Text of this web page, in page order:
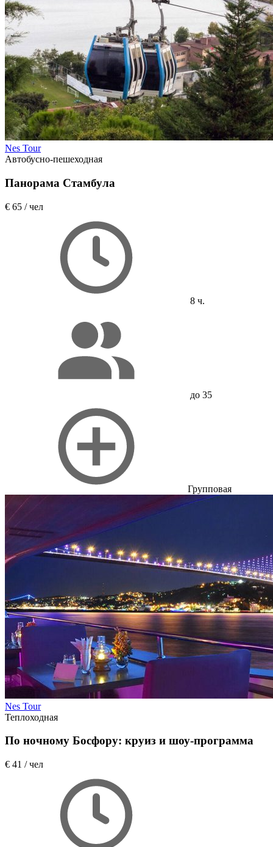
Nes Tour
Автобусно-пешеходная
Панорама Стамбула
€ 65 / чел
8 ч.
до 35
Групповая
Nes Tour
Теплоходная
По ночному Босфору: круиз и шоу-программа
€ 41 / чел